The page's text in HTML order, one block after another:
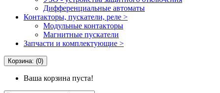
Дифференциальные автоматы
Контакторы, пускатели, реле >
Модульные контакторы
Магнитные пускатели
Запчасти и комплектующие >
Корзина: (0)
Ваша корзина пуста!